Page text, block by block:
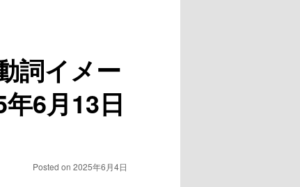
詞イメー
6月13日
Posted on 2025年6月4日